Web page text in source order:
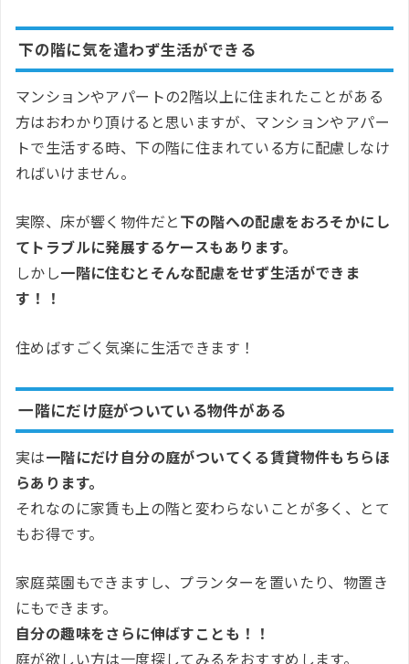
下の階に気を遣わず生活ができる
マンションやアパートの2階以上に住まれたことがある
方はおわかり頂けると思いますが、マンションやアパー
トで生活する時、下の階に住まれている方に配慮しなけ
ればいけません。
実際、床が響く物件だと下の階への配慮をおろそかにし
てトラブルに発展するケースもあります。
しかし一階に住むとそんな配慮をせず生活ができま
す！！
住めばすごく気楽に生活できます！
一階にだけ庭がついている物件がある
実は一階にだけ自分の庭がついてくる賃貸物件もちらほ
らあります。
それなのに家賃も上の階と変わらないことが多く、とて
もお得です。
家庭菜園もできますし、プランターを置いたり、物置き
にもできます。
自分の趣味をさらに伸ばすことも！！
庭が欲しい方は一度探してみるをおすすめします。